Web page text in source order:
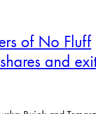
of No Fluff
and